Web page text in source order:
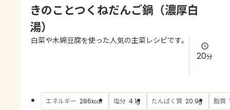
きのことつくねだんご鍋（濃厚白
湯）
白菜や木綿豆腐を使った人気の主菜レシピです。
20分
エネルギー 286kcal 塩分 4.1g たんぱく質 20.9g 脂質